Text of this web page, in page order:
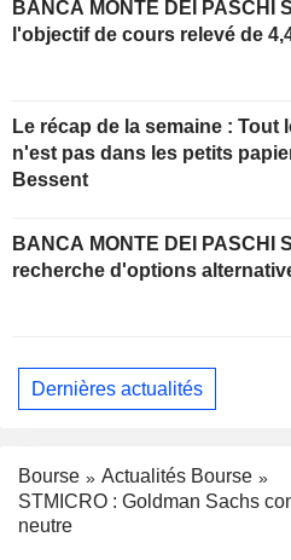
BANCA MONTE DEI PASCHI
l'objectif de cours relevé de
Le récap de la semaine : Tout
n'est pas dans les petits
Bessent
BANCA MONTE DEI PASCHI
recherche d'options
Dernières actualités
Bourse
Actualités Bourse
STMICRO : Goldman Sachs
neutre